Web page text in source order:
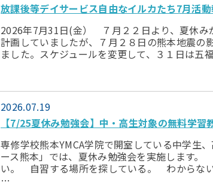
放課後等デイサービス自由なイルカたち7月活
2026年7月31日(金） ７月２２日より、夏休み
計画していましたが、７月２８日の熊本地震の
ました。スケジュールを変更して、３１日は
2026.07.19
【7/25夏休み勉強会】中・高生対象の無料学習
専修学校熊本YMCA学院で開室している中学生
ース熊本」では、夏休み勉強会を実施します
い。 自習する場所を探している。 わからな
…